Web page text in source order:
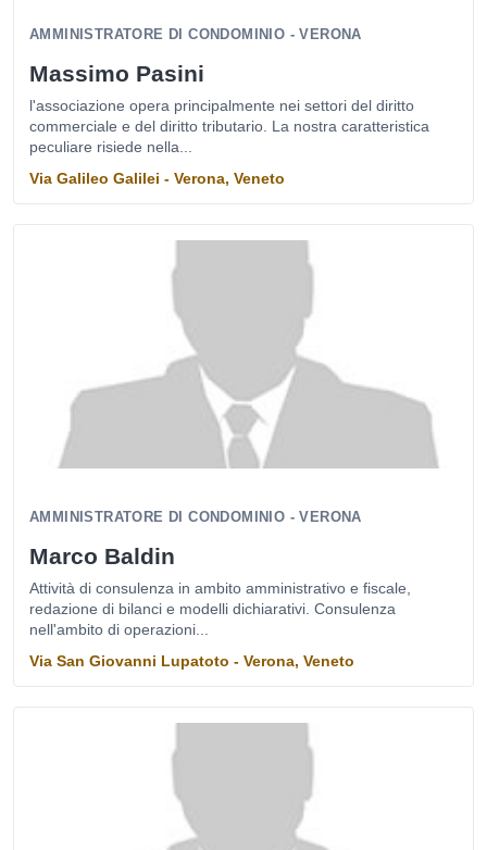
AMMINISTRATORE DI CONDOMINIO - VERONA
Massimo Pasini
l'associazione opera principalmente nei settori del diritto
commerciale e del diritto tributario. La nostra caratteristica
peculiare risiede nella...
Via Galileo Galilei - Verona, Veneto
AMMINISTRATORE DI CONDOMINIO - VERONA
Marco Baldin
Attività di consulenza in ambito amministrativo e fiscale,
redazione di bilanci e modelli dichiarativi. Consulenza
nell'ambito di operazioni...
Via San Giovanni Lupatoto - Verona, Veneto